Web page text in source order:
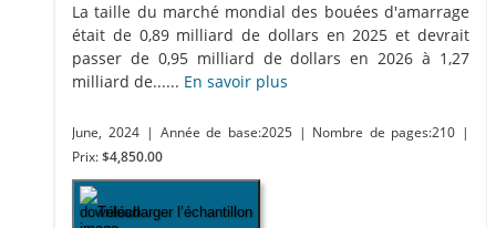
La taille du marché mondial des bouées d'amarrage
était de 0,89 milliard de dollars en 2025 et devrait
passer de 0,95 milliard de dollars en 2026 à 1,27
milliard de...... En savoir plus
June, 2024 | Année de base:2025 | Nombre de pages:210 |
Prix: $4,850.00
Télécharger l’échantillon